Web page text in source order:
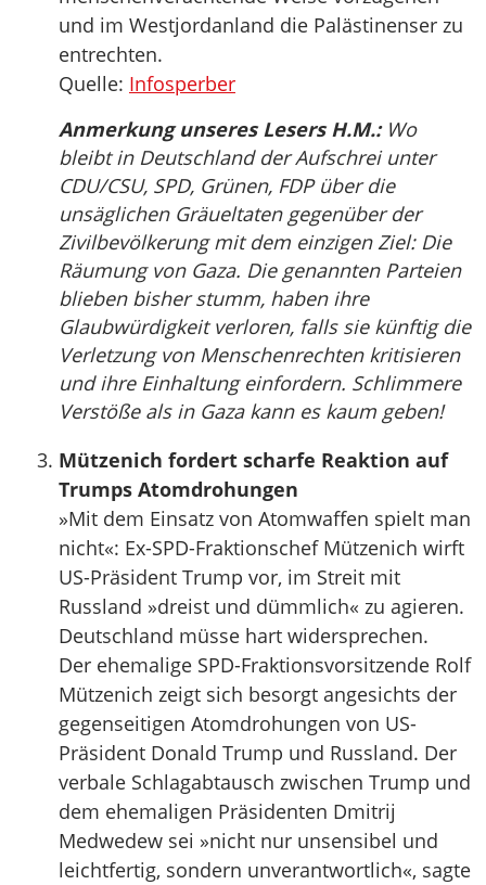
und im Westjordanland die Palästinenser zu
entrechten.
Quelle: Infosperber
Anmerkung unseres Lesers H.M.:Wo
bleibt in Deutschland der Aufschrei unter
CDU/CSU, SPD, Grünen, FDP über die
unsäglichen Gräueltaten gegenüber der
Zivilbevölkerung mit dem einzigen Ziel: Die
Räumung von Gaza. Die genannten Parteien
blieben bisher stumm, haben ihre
Glaubwürdigkeit verloren, falls sie künftig die
Verletzung von Menschenrechten kritisieren
und ihre Einhaltung einfordern. Schlimmere
Verstöße als in Gaza kann es kaum geben!
Mützenich fordert scharfe Reaktion auf
Trumps Atomdrohungen
»Mit dem Einsatz von Atomwaffen spielt man
nicht«: Ex-SPD-Fraktionschef Mützenich wirft
US-Präsident Trump vor, im Streit mit
Russland »dreist und dümmlich« zu agieren.
Deutschland müsse hart widersprechen.
Der ehemalige SPD-Fraktionsvorsitzende Rolf
Mützenich zeigt sich besorgt angesichts der
gegenseitigen Atomdrohungen von US-
Präsident Donald Trump und Russland. Der
verbale Schlagabtausch zwischen Trump und
dem ehemaligen Präsidenten Dmitrij
Medwedew sei »nicht nur unsensibel und
leichtfertig, sondern unverantwortlich«, sagte